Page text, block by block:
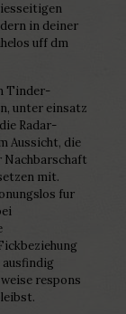
in deiner
uff dm
Tinder-
unter einsatz
Radar-
Aussicht, die
Nachbarschaft
mit.
fur
respons